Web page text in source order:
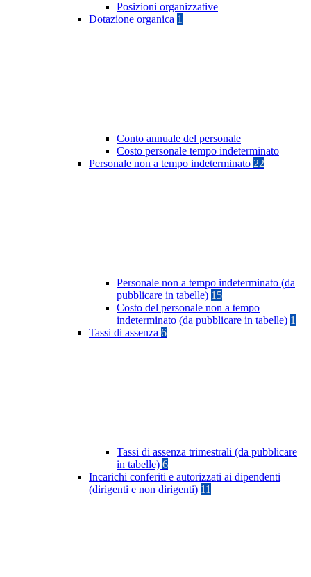
Posizioni organizzative
Dotazione organica 1
Conto annuale del personale
Costo personale tempo indeterminato
Personale non a tempo indeterminato 22
Personale non a tempo indeterminato (da
pubblicare in tabelle) 15
Costo del personale non a tempo
indeterminato (da pubblicare in tabelle) 1
Tassi di assenza 6
Tassi di assenza trimestrali (da pubblicare
in tabelle) 6
Incarichi conferiti e autorizzati ai dipendenti
(dirigenti e non dirigenti) 11